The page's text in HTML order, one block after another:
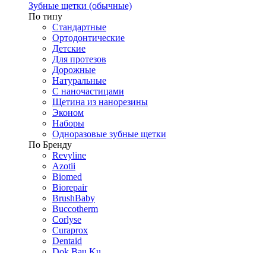
Зубные щетки (обычные)
По типу
Стандартные
Ортодонтические
Детские
Для протезов
Дорожные
Натуральные
С наночастицами
Щетина из нанорезины
Эконом
Наборы
Одноразовые зубные щетки
По Бренду
Revyline
Azotii
Biomed
Biorepair
BrushBaby
Buccotherm
Corlyse
Curaprox
Dentaid